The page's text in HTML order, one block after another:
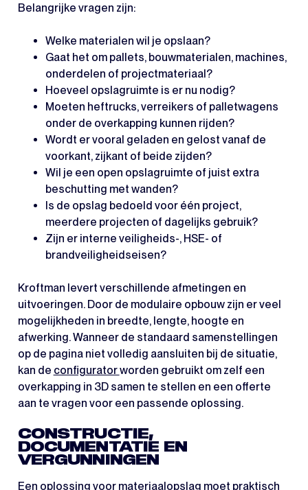
Belangrijke vragen zijn:
Welke materialen wil je opslaan?
Gaat het om pallets, bouwmaterialen, machines,
onderdelen of projectmateriaal?
Hoeveel opslagruimte is er nu nodig?
Moeten heftrucks, verreikers of palletwagens
onder de overkapping kunnen rijden?
Wordt er vooral geladen en gelost vanaf de
voorkant, zijkant of beide zijden?
Wil je een open opslagruimte of juist extra
beschutting met wanden?
Is de opslag bedoeld voor één project,
meerdere projecten of dagelijks gebruik?
Zijn er interne veiligheids-, HSE- of
brandveiligheidseisen?
Kroftman levert verschillende afmetingen en
uitvoeringen. Door de modulaire opbouw zijn er veel
mogelijkheden in breedte, lengte, hoogte en
afwerking. Wanneer de standaard samenstellingen
op de pagina niet volledig aansluiten bij de situatie,
kan de configuratorworden gebruikt om zelf een
overkapping in 3D samen te stellen en een offerte
aan te vragen voor een passende oplossing.
CONSTRUCTIE,
DOCUMENTATIE EN
VERGUNNINGEN
Een oplossing voor materiaalopslag moet praktisch